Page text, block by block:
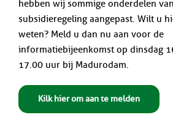
hebben wij sommige onderdelen
subsidieregeling aangepast. Wilt u
weten? Meld u dan nu aan voor de
informatiebijeenkomst op dinsdag
17.00 uur bij Madurodam.
Kilk hier om aan te melden